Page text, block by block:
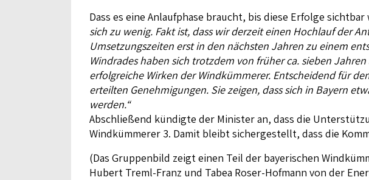
Dass es eine Anlaufphase braucht, bis diese Erfolge
sich zu wenig. Fakt ist, dass wir derzeit einen Hochlauf der
Umsetzungszeiten erst in den nächsten Jahren zu einem
Windrades haben sich trotzdem von früherca. sieben
erfolgreiche Wirken der Windkümmerer. Entscheidend für
erteilten Genehmigungen. Sie zeigen, dass sich in Bayern
werden.“
Abschließend kündigte der Minister an, dass die
Windkümmerer 3. Damit bleibt sichergestellt, dass die
(Das Gruppenbild zeigt einen Teil der bayerischen
Hubert Treml-Franz und Tabea Roser-Hofmann von der